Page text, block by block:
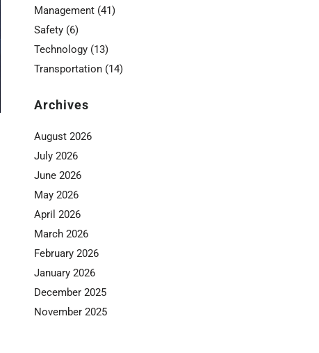
Management (41)
Safety (6)
Technology (13)
Transportation (14)
Archives
August 2026
July 2026
June 2026
May 2026
April 2026
March 2026
February 2026
January 2026
December 2025
November 2025